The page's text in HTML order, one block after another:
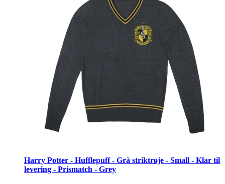
Harry Potter - Hufflepuff - Grå striktrøje - Small - Klar til
levering - Prismatch - Grey